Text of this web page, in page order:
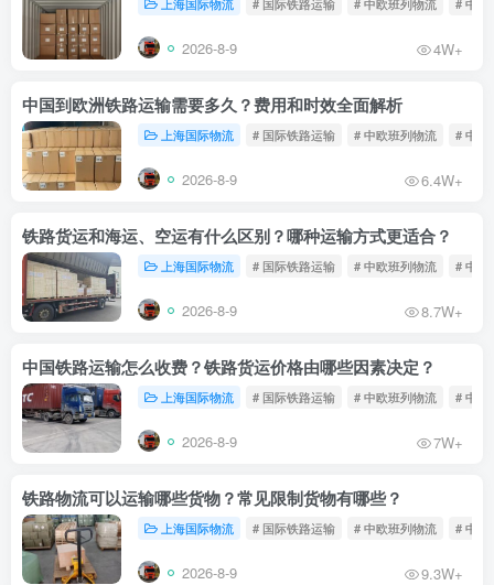
2026-8-9 4W+
中国到欧洲铁路运输需要多久？费用和时效全面解析
上海国际物流 # 国际铁路运输 # 中欧班列物流 # 中欧
2026-8-9 6.4W+
铁路货运和海运、空运有什么区别？哪种运输方式更适合？
上海国际物流 # 国际铁路运输 # 中欧班列物流 # 中欧
2026-8-9 8.7W+
中国铁路运输怎么收费？铁路货运价格由哪些因素决定？
上海国际物流 # 国际铁路运输 # 中欧班列物流 # 中欧
2026-8-9 7W+
铁路物流可以运输哪些货物？常见限制货物有哪些？
上海国际物流 # 国际铁路运输 # 中欧班列物流 # 中欧
2026-8-9 9.3W+